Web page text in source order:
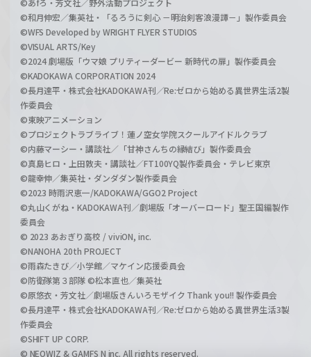
©和月伸宏／集英社・「るろうに剣心 －明治剣客浪漫譚－」製作委員会
©WFS Developed by WRIGHT FLYER STUDIOS
©VISUAL ARTS/Key
©2024 劇場版「ウマ娘 プリティーダービー 新時代の扉」製作委員会
©KADOKAWA CORPORATION 2024
©長月達平・株式会社KADOKAWA刊／Re:ゼロから始める異世界生活2製
作委員会
©東映アニメーション
©プロジェクトラブライブ！蓮ノ空女学院スクールアイドルクラブ
©内藤マーシー・講談社／「甘神さんちの縁結び」製作委員会
©真島ヒロ・上田敦夫・講談社／FT100YQ製作委員会・テレビ東京
©龍幸伸／集英社・ダンダダン製作委員会
©2023 時雨沢恵一/KADOKAWA/GGO2 Project
©丸山くがね・KADOKAWA刊／劇場版「オーバーロード」聖王国編製作
委員会
© 2023 あおぎり高校 / viviON, inc.
©NANOHA 20th PROJECT
©雨森たきび／小学館／マケイン応援委員会
©防衛隊第３部隊 ©松本直也／集英社
©原悠衣・芳文社／劇場版きんいろモザイク Thank you!! 製作委員会
©長月達平・株式会社KADOKAWA刊／Re:ゼロから始める異世界生活3製
作委員会
©SHIFT UP CORP.
© NEOWIZ & GAMFS N inc. All rights reserved.